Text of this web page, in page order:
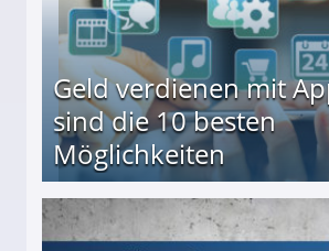
Geld verdienen mit
sind die 10 besten
Möglichkeiten
besten Möglichkeiten